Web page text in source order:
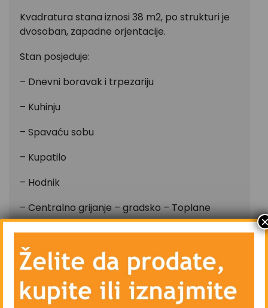
Kvadratura stana iznosi 38 m2, po strukturi je
dvosoban, zapadne orjentacije.
Stan posjeduje:
– Dnevni boravak i trpezariju
– Kuhinju
– Spavaću sobu
– Kupatilo
– Hodnik
– Centralno grijanje – gradsko – Toplane
– Blindirana vrata, interfon, lift
– Vanjsku drvenu stolariju i unutrašnju drvenu
stolariju
– Priključke kablovske televizije i interneta